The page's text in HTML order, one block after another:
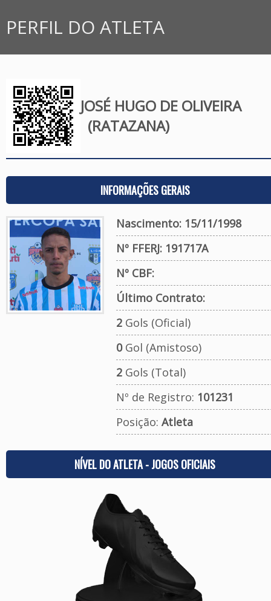
PERFIL DO ATLETA
JOSÉ HUGO DE OLIVEIRA
(RATAZANA)
INFORMAÇÕES GERAIS
Nascimento: 15/11/1998
Nº FFERJ: 191717A
Nº CBF:
Último Contrato:
2Gols (Oficial)
0Gol (Amistoso)
2Gols (Total)
Nº de Registro: 101231
Posição: Atleta
NÍVEL DO ATLETA - JOGOS OFICIAIS